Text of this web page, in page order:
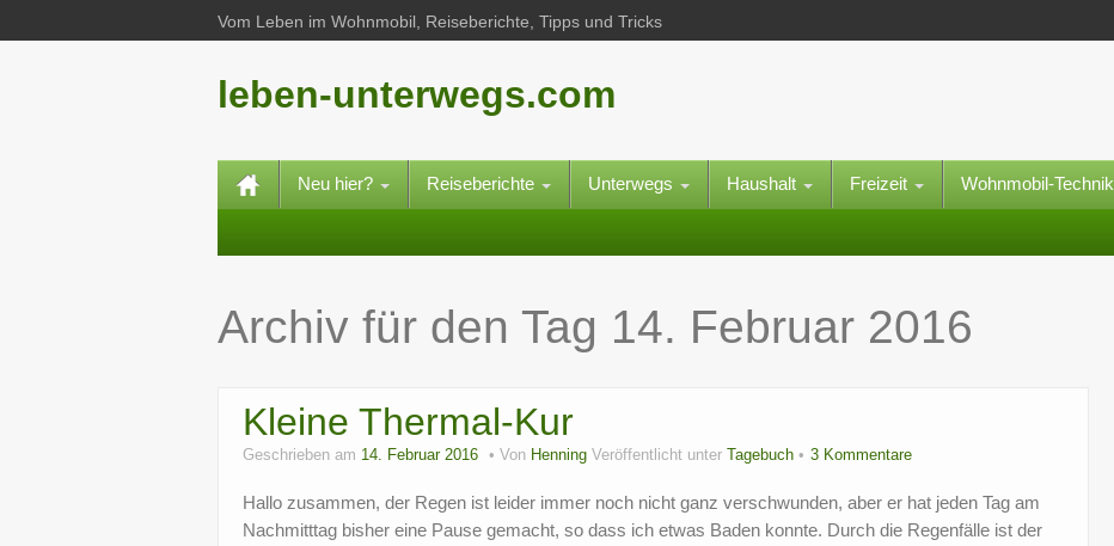
Vom Leben im Wohnmobil, Reiseberichte, Tipps und Tricks
leben-unterwegs.com
Neu hier? Reiseberichte Unterwegs Haushalt Freizeit Wohnmobil-Technik
Archiv für den Tag 14. Februar 2016
Kleine Thermal-Kur
Geschrieben am 14. Februar 2016 Von Henning Veröffentlicht unter Tagebuch 3 Kommentare
Hallo zusammen, der Regen ist leider immer noch nicht ganz verschwunden, aber er hat jeden Tag am
Nachmitttag bisher eine Pause gemacht, so dass ich etwas Baden konnte. Durch die Regenfälle ist der